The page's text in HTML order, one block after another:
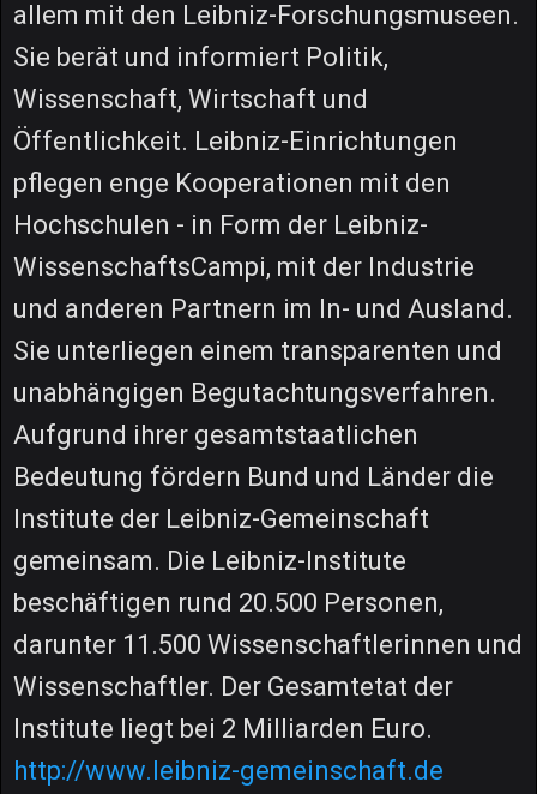
allem mit den Leibniz-Forschungsmuseen.
Sie berät und informiert Politik,
Wissenschaft, Wirtschaft und
Öffentlichkeit. Leibniz-Einrichtungen
pflegen enge Kooperationen mit den
Hochschulen - in Form der Leibniz-
WissenschaftsCampi, mit der Industrie
und anderen Partnern im In- und Ausland.
Sie unterliegen einem transparenten und
unabhängigen Begutachtungsverfahren.
Aufgrund ihrer gesamtstaatlichen
Bedeutung fördern Bund und Länder die
Institute der Leibniz-Gemeinschaft
gemeinsam. Die Leibniz-Institute
beschäftigen rund 20.500 Personen,
darunter 11.500 Wissenschaftlerinnen und
Wissenschaftler. Der Gesamtetat der
Institute liegt bei 2 Milliarden Euro.
http://www.leibniz-gemeinschaft.de